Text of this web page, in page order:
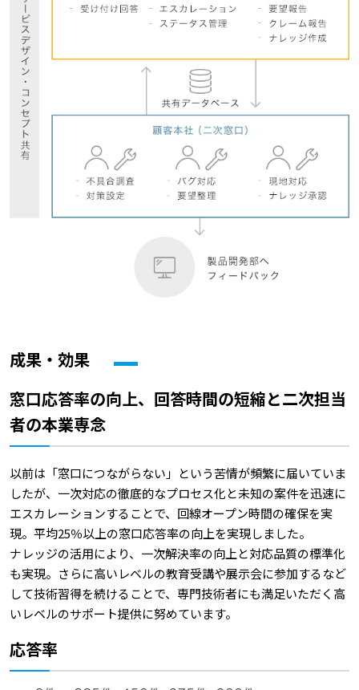
成果・効果
窓口応答率の向上、回答時間の短縮と二次担当
者の本業専念
以前は「窓口につながらない」という苦情が頻繁に届いていま
したが、一次対応の徹底的なプロセス化と未知の案件を迅速に
エスカレーションすることで、回線オープン時間の確保を実
現。平均25％以上の窓口応答率の向上を実現しました。
ナレッジの活用により、一次解決率の向上と対応品質の標準化
も実現。さらに高いレベルの教育受講や展示会に参加するなど
して技術習得を続けることで、専門技術者にも満足いただく高
いレベルのサポート提供に努めています。
応答率